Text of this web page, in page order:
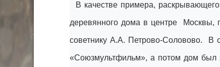
В качестве примера,
деревянного дома в центре Москвы,
советнику А.А. Петрово-Соловово. В
«Союзмультфильм», а потом дом был